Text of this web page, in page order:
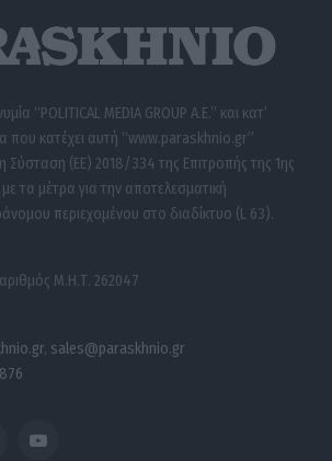
“POLITICAL MEDIA GROUP A.E.” και κατ’
που κατέχει αυτή “www.paraskhnio.gr”
Σύσταση (ΕΕ) 2018/334 της Επιτροπής της 1ης
τα μέτρα για την αποτελεσματική
περιεχομένου στο διαδίκτυο (L 63).
Μ.Η.Τ. 262047
, sales@paraskhnio.gr
YouTube